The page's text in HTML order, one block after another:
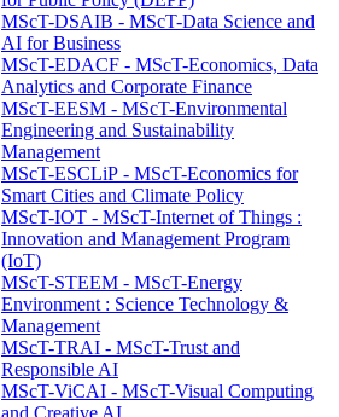
MScT-DSAIB - MScT-Data Science and
AI for Business
MScT-EDACF - MScT-Economics, Data
Analytics and Corporate Finance
MScT-EESM - MScT-Environmental
Engineering and Sustainability
Management
MScT-ESCLiP - MScT-Economics for
Smart Cities and Climate Policy
MScT-IOT - MScT-Internet of Things :
Innovation and Management Program
(IoT)
MScT-STEEM - MScT-Energy
Environment : Science Technology &
Management
MScT-TRAI - MScT-Trust and
Responsible AI
MScT-ViCAI - MScT-Visual Computing
and Creative AI